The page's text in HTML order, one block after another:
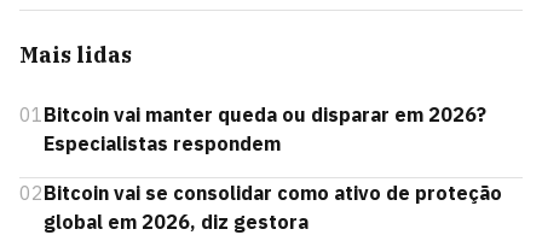
Mais lidas
01Bitcoin vai manter queda ou disparar em 2026?
Especialistas respondem
02Bitcoin vai se consolidar como ativo de proteção
global em 2026, diz gestora